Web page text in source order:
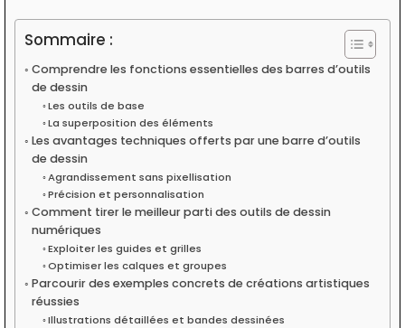
Sommaire :
Comprendre les fonctions essentielles des barres d’outils
de dessin
Les outils de base
La superposition des éléments
Les avantages techniques offerts par une barre d’outils
de dessin
Agrandissement sans pixellisation
Précision et personnalisation
Comment tirer le meilleur parti des outils de dessin
numériques
Exploiter les guides et grilles
Optimiser les calques et groupes
Parcourir des exemples concrets de créations artistiques
réussies
Illustrations détaillées et bandes dessinées